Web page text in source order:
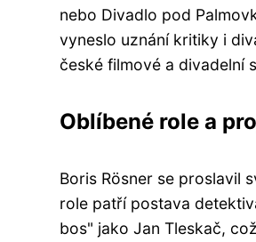
nebo Divadlo pod
vyneslo uznání kritiky i
české filmové a divadelní
Oblíbené role a
Boris Rösner se proslavil
role patří postava
bos" jako Jan Tleskač,